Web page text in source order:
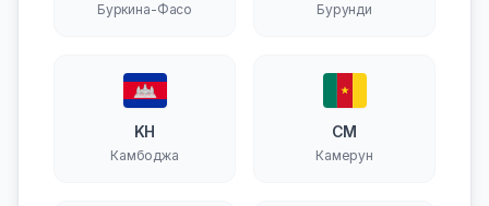
Буркина-Фасо Бурунди
KH
Камбоджа
CM
Камерун